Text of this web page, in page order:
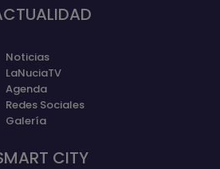
Noticias
LaNuciaTV
Agenda
Redes Sociales
Galería
CITY